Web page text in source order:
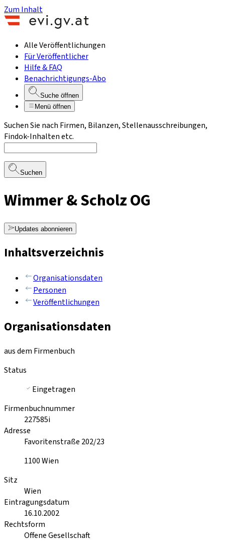
Zum Inhalt
Alle Veröffentlichungen
Für Veröffentlicher
Hilfe & FAQ
Benachrichtigungs-Abo
Suche öffnen
Menü öffnen
Suchen Sie nach Firmen, Bilanzen, Stellenausschreibungen,
Findok-Inhalten etc.
Suchen
Wimmer & Scholz OG
Updates abonnieren
Inhaltsverzeichnis
Organisationsdaten
Personen
Veröffentlichungen
Organisationsdaten
aus dem Firmenbuch
Status
Eingetragen
Firmenbuchnummer
227585i
Adresse
Favoritenstraße 202/23
1100Wien
Sitz
Wien
Eintragungsdatum
16.10.2002
Rechtsform
Offene Gesellschaft